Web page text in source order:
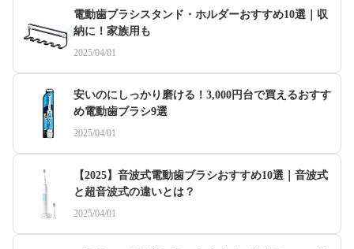
電動歯ブラシスタンド・ホルダーおすすめ10選｜収
納に！家族用も
2025/04/01
安いのにしっかり磨ける！3,000円台で買えるおすす
め電動歯ブラシ9選
2025/04/01
【2025】音波式電動歯ブラシおすすめ10選｜音波式
と超音波式の違いとは？
2025/04/01